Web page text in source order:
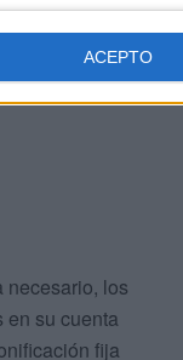
ACEPTO
Vinculación’
0,8 puntos
necesario, los
su cuenta
fija